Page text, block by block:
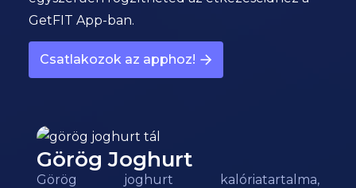
GetFIT App-ban.
Csatlakozok az apphoz!
Görög Joghurt
Görög joghurt kalóriatartalma,